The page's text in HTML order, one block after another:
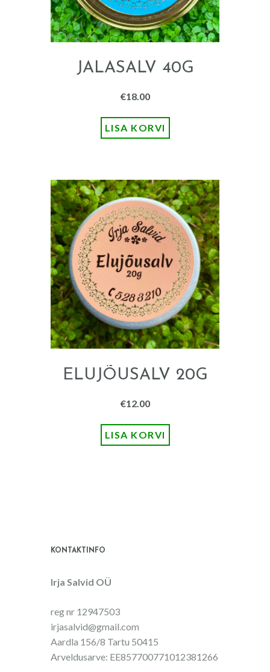
JALASALV 40G
€18.00
LISA KORVI
ELUJÕUSALV 20G
€12.00
LISA KORVI
KONTAKTINFO
Irja Salvid OÜ
reg nr 12947503
irjasalvid@gmail.com
Aardla 156/8 Tartu 50415
Arveldusarve: EE857700771012381266